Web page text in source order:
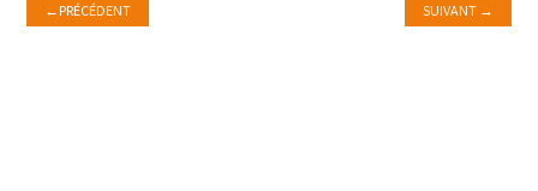
← PRÉCÉDENT SUIVANT →